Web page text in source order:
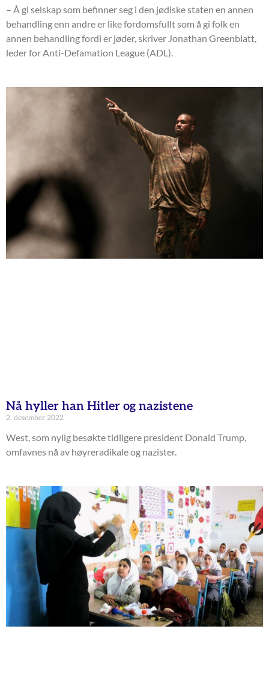
– Å gi selskap som befinner seg i den jødiske staten en annen
behandling enn andre er like fordomsfullt som å gi folk en
annen behandling fordi er jøder, skriver Jonathan Greenblatt,
leder for Anti-Defamation League (ADL).
Nå hyller han Hitler og nazistene
2. desember 2022
West, som nylig besøkte tidligere president Donald Trump,
omfavnes nå av høyreradikale og nazister.